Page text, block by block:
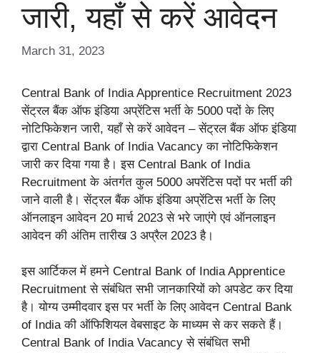
जारी, यहाँ से करें आवेदन
March 31, 2023
Central Bank of India Apprentice Recruitment 2023
सेंट्रल बैंक ऑफ इंडिया अप्रेंटिस भर्ती के 5000 पदों के लिए
नोटिफिकेशन जारी, यहाँ से करें आवेदन – सेंट्रल बैंक ऑफ इंडिया
द्वारा Central Bank of India Vacancy का नोटिफिकेशन
जारी कर दिया गया है। इस Central Bank of India
Recruitment के अंतर्गत कुल 5000 अपरेंटिस पदों पर भर्ती की
जाने वाली है। सेंट्रल बैंक ऑफ इंडिया अप्रेंटिस भर्ती के लिए
ऑनलाइन आवेदन 20 मार्च 2023 से भरे जाएंगे एवं ऑनलाइन
आवेदन की अंतिम तारीख 3 अप्रैल 2023 है।
इस आर्टिकल में हमने Central Bank of India Apprentice
Recruitment से संबंधित सभी जानकारियों को अपडेट कर दिया
है। योग्य उम्मीदवार इस पर भर्ती के लिए आवेदन Central Bank
of India की ऑफिशियल वेबसाइट के माध्यम से कर सकते हैं।
Central Bank of India Vacancy से संबंधित सभी